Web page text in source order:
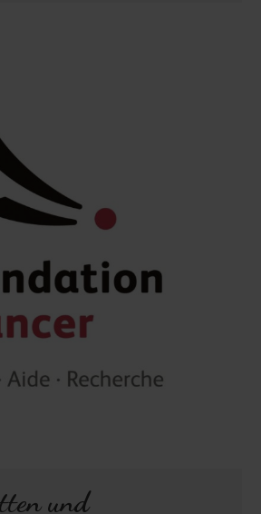
und